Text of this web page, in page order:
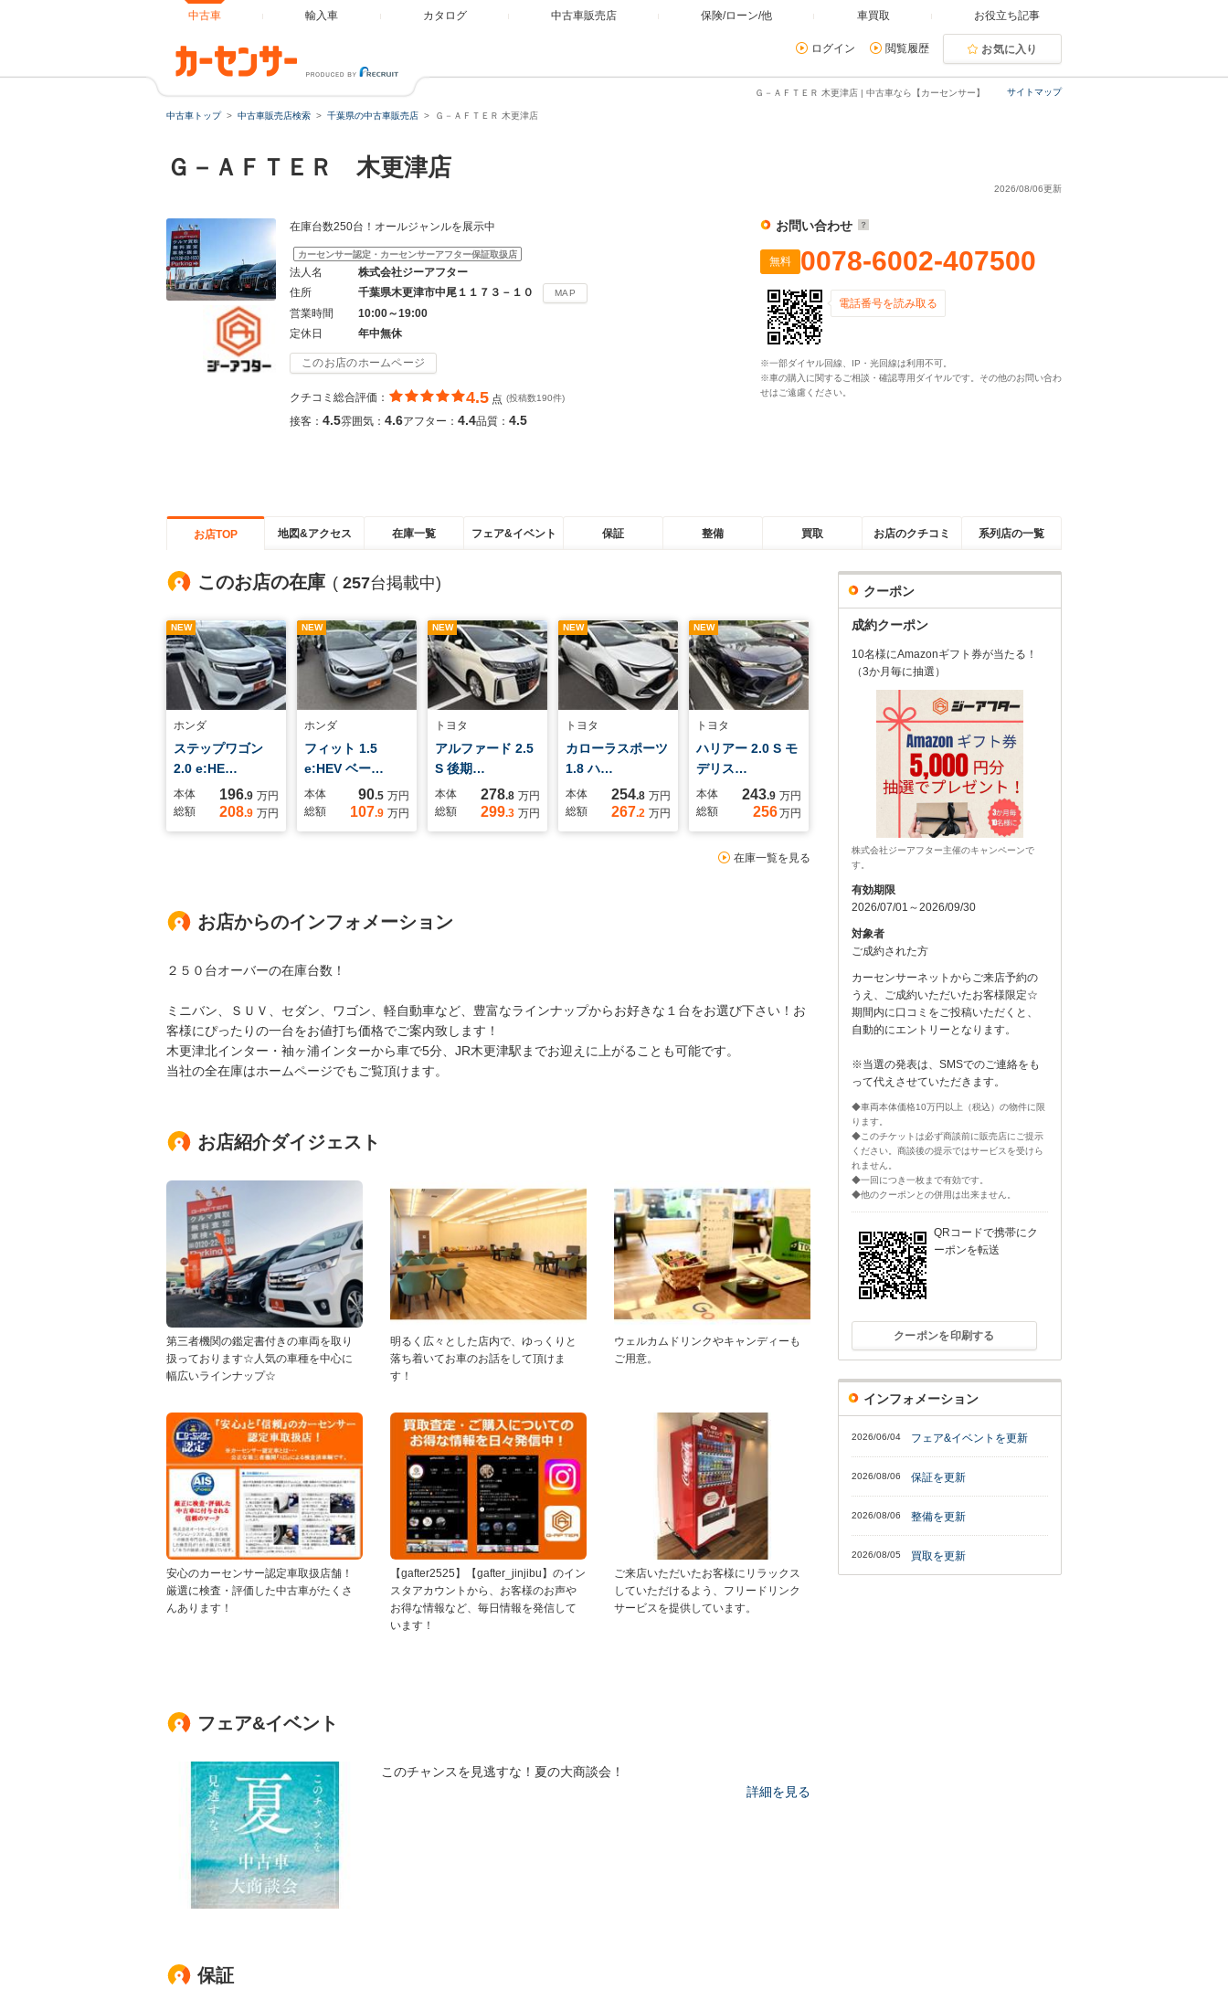
中古車 輸入車 カタログ 中古車販売店 保険/ローン/他 車買取 お役立ち記事
ログイン 閲覧履歴 お気に入り
サイトマップ
Ｇ－ＡＦＴＥＲ 木更津店 | 中古車なら【カーセンサー】
中古車トップ 中古車販売店検索 千葉県の中古車販売店 Ｇ－ＡＦＴＥＲ 木更津店
Ｇ－ＡＦＴＥＲ 木更津店
2026/08/06更新
在庫台数250台！オールジャンルを展示中
カーセンサー認定・カーセンサーアフター保証取扱店
法人名
株式会社ジーアフター
住所
千葉県木更津市中尾１１７３－１０ MAP
営業時間
10:00～19:00
定休日
年中無休
このお店のホームページ
クチコミ総合評価： 4.5 点 (投稿数190件)
接客： 4.5雰囲気： 4.6アフター： 4.4品質： 4.5
お問い合わせ
無料 0078-6002-407500
電話番号を読み取る
※一部ダイヤル回線、IP・光回線は利用不可。
※車の購入に関するご相談・確認専用ダイヤルです。その他のお問い合わ
せはご遠慮ください。
お店TOP 地図&アクセス 在庫一覧 フェア&イベント 保証 整備 買取 お店のクチコミ 系列店の一覧
このお店の在庫 ( 257台掲載中)
NEW
ホンダ
ステップワゴン
2.0 e:HE…
本体 196.9 万円
総額
208.9 万円
NEW
ホンダ
フィット 1.5
e:HEV ベー…
本体 90.5 万円
総額
107.9 万円
NEW
トヨタ
アルファード 2.5
S 後期…
本体 278.8 万円
総額
299.3 万円
NEW
トヨタ
カローラスポーツ
1.8 ハ…
本体 254.8 万円
総額
267.2 万円
NEW
トヨタ
ハリアー 2.0 S モ
デリス…
本体 243.9 万円
総額
256万円
在庫一覧を見る
お店からのインフォメーション
２５０台オーバーの在庫台数！
ミニバン、ＳＵＶ、セダン、ワゴン、軽自動車など、豊富なラインナップからお好きな１台をお選び下さい！お
客様にぴったりの一台をお値打ち価格でご案内致します！
木更津北インター・袖ヶ浦インターから車で5分、JR木更津駅までお迎えに上がることも可能です。
当社の全在庫はホームページでもご覧頂けます。
お店紹介ダイジェスト
第三者機関の鑑定書付きの車両を取り
扱っております☆人気の車種を中心に
幅広いラインナップ☆
明るく広々とした店内で、ゆっくりと
落ち着いてお車のお話をして頂けま
す！
ウェルカムドリンクやキャンディーも
ご用意。
安心のカーセンサー認定車取扱店舗！
厳選に検査・評価した中古車がたくさ
んあります！
【gafter2525】【gafter_jinjibu】のイン
スタアカウントから、お客様のお声や
お得な情報など、毎日情報を発信して
います！
ご来店いただいたお客様にリラックス
していただけるよう、フリードリンク
サービスを提供しています。
フェア&イベント
このチャンスを見逃すな！夏の大商談会！
詳細を見る
保証
クーポン
成約クーポン
10名様にAmazonギフト券が当たる！
（3か月毎に抽選）
株式会社ジーアフター主催のキャンペーンで
す。
有効期限
2026/07/01～2026/09/30
対象者
ご成約された方
カーセンサーネットからご来店予約の
うえ、ご成約いただいたお客様限定☆
期間内に口コミをご投稿いただくと、
自動的にエントリーとなります。
※当選の発表は、SMSでのご連絡をも
って代えさせていただきます。
◆車両本体価格10万円以上（税込）の物件に限
ります。
◆このチケットは必ず商談前に販売店にご提示
ください。商談後の提示ではサービスを受けら
れません。
◆一回につき一枚まで有効です。
◆他のクーポンとの併用は出来ません。
QRコードで携帯にク
ーポンを転送
クーポンを印刷する
インフォメーション
2026/06/04 フェア&イベントを更新
2026/08/06 保証を更新
2026/08/06 整備を更新
2026/08/05 買取を更新